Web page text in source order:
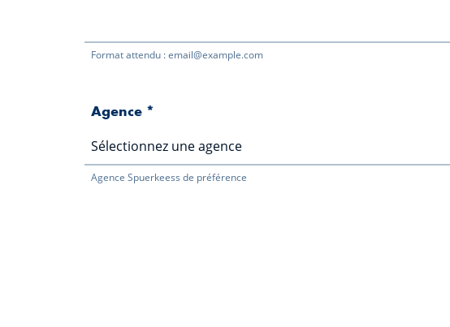
Format attendu : email@example.com
Agence *
Agence Spuerkeess de préférence